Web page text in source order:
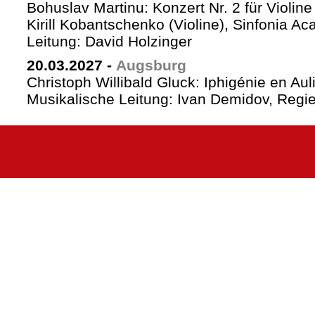
Bohuslav Martinu: Konzert Nr. 2 für
Kirill Kobantschenko (Violine), Sinfonia
Leitung: David Holzinger
20.03.2027 - Augsburg
Christoph Willibald Gluck: Iphigénie en
Musikalische Leitung: Ivan Demidov,